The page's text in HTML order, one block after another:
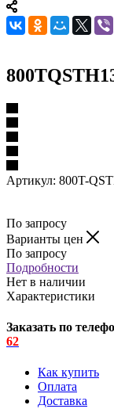
Артикул: 800T-
По запросу
Варианты цен
По запросу
Подробности
Нет в наличии
Характеристики
Заказать по
62
Как купить
Оплата
Доставка